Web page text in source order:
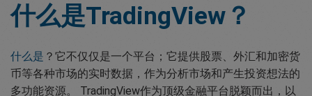
什么是TradingView？
什么是 ？它不仅仅是一个平台；它提供股票、外汇和加密货
币等各种市场的实时数据，作为分析市场和产生投资想法的
多功能资源。 TradingView作为顶级金融平台脱颖而出，以